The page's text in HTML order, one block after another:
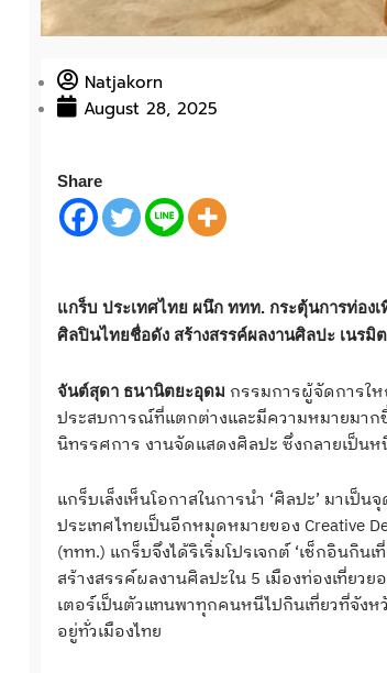
Natjakorn
August 28, 2025
Share
แกร็บ ประเทศไทย ผนึก ททท. กระตุ้นการท่อง
ศิลปินไทยชื่อดัง สร้างสรรค์ผลงานศิลปะ เนรมิ
จันต์สุดา ธนานิตยะอุดม กรรมการผู้จัดการใ
ประสบการณ์ที่แตกต่างและมีความหมายมาก
นิทรรศการ งานจัดแสดงศิลปะ ซึ่งกลายเป็นห
แกร็บเล็งเห็นโอกาสในการนำ ‘ศิลปะ’ มาเ
ประเทศไทยเป็นอีกหมุดหมายของ Creative
(ททท.) แกร็บจึงได้ริเริ่มโปรเจกต์ ‘เช็กอินกิน
สร้างสรรค์ผลงานศิลปะใน 5 เมืองท่องเที่ยว
เตอร์เป็นตัวแทนพาทุกคนหนีไปกินเที่ยวที่จัง
อยู่ทั่วเมืองไทย